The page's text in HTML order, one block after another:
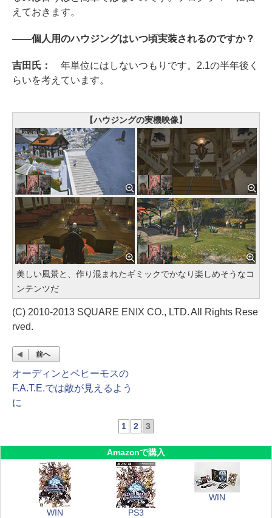
えておきます。
――個人用のハウジングはいつ頃実装されるのですか？
吉田氏： 年単位にはしないつもりです。2.1の半年後く
らいを考えています。
【ハウジングの実機映像】
美しい風景と、作り混まれたギミックでかなり楽しめそうなコ
ンテンツだ
(C) 2010-2013 SQUARE ENIX CO., LTD. All Rights Rese
rved.
前へ
オーディンとベヒーモスの
F.A.T.E.では敵が見えるよう
に
1 2 3
Amazonで購入
WIN PS3
WIN